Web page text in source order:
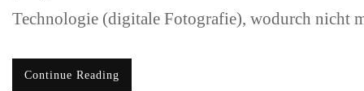
Technologie (digitale Fotografie), wodurch nicht
Continue Reading